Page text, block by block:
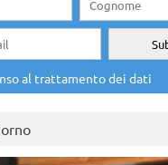
al trattamento dei dati